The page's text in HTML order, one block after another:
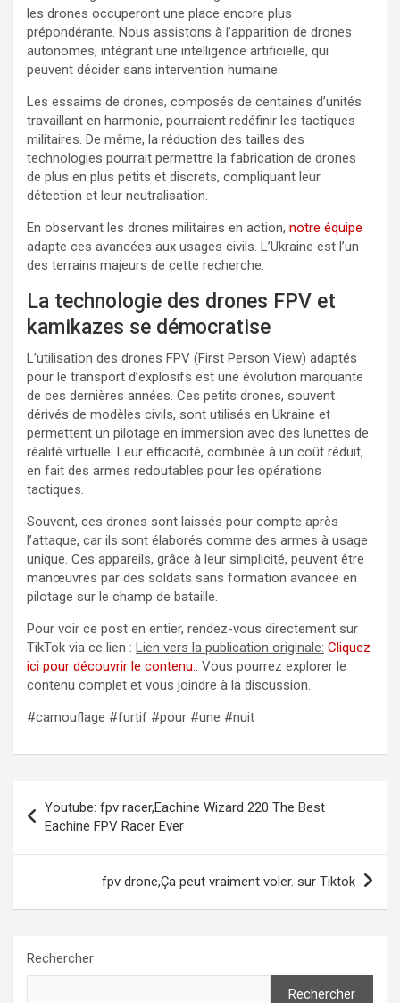
les drones occuperont une place encore plus
prépondérante. Nous assistons à l’apparition de drones
autonomes, intégrant une intelligence artificielle, qui
peuvent décider sans intervention humaine.
Les essaims de drones, composés de centaines d’unités
travaillant en harmonie, pourraient redéfinir les tactiques
militaires. De même, la réduction des tailles des
technologies pourrait permettre la fabrication de drones
de plus en plus petits et discrets, compliquant leur
détection et leur neutralisation.
En observant les drones militaires en action, notre équipe
adapte ces avancées aux usages civils. L’Ukraine est l’un
des terrains majeurs de cette recherche.
La technologie des drones FPV et
kamikazes se démocratise
L’utilisation des drones FPV (First Person View) adaptés
pour le transport d’explosifs est une évolution marquante
de ces dernières années. Ces petits drones, souvent
dérivés de modèles civils, sont utilisés en Ukraine et
permettent un pilotage en immersion avec des lunettes de
réalité virtuelle. Leur efficacité, combinée à un coût réduit,
en fait des armes redoutables pour les opérations
tactiques.
Souvent, ces drones sont laissés pour compte après
l’attaque, car ils sont élaborés comme des armes à usage
unique. Ces appareils, grâce à leur simplicité, peuvent être
manœuvrés par des soldats sans formation avancée en
pilotage sur le champ de bataille.
Pour voir ce post en entier, rendez-vous directement sur
TikTok via ce lien : Lien vers la publication originale: Cliquez
ici pour découvrir le contenu.. Vous pourrez explorer le
contenu complet et vous joindre à la discussion.
#camouflage #furtif #pour #une #nuit
de
l’article
Youtube: fpv racer,Eachine Wizard 220 The Best
Eachine FPV Racer Ever
fpv drone,Ça peut vraiment voler. sur Tiktok
Rechercher
Rechercher